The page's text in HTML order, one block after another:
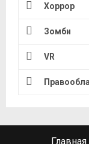
Хоррор
Зомби
VR
Главная